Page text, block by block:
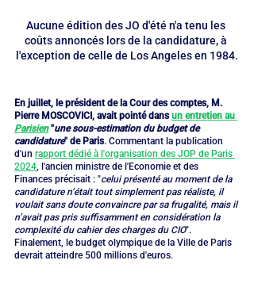
Aucune édition des JO d'été n'a tenu les
coûts annoncés lors de la candidature, à
l'exception de celle de Los Angeles en 1984.
En juillet, le président de la Cour des comptes, M.
Pierre MOSCOVICI, avait pointé dans un entretien au
Parisien "une sous-estimation du budget de
candidature" de Paris. Commentant la publication
d'un rapport dédié à l'organisation des JOP de Paris
2024, l'ancien ministre de l'Economie et des
Finances précisait : "celui présenté au moment de la
candidature n’était tout simplement pas réaliste, il
voulait sans doute convaincre par sa frugalité, mais il
n’avait pas pris suffisamment en considération la
complexité du cahier des charges du CIO".
Finalement, le budget olympique de la Ville de Paris
devrait atteindre 500 millions d'euros.